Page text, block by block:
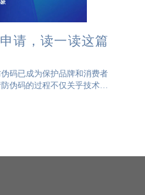
请，读一读这篇
码已成为保护品牌和消费者
伪码的过程不仅关乎技术操
良好声誉和技术实力的防伪